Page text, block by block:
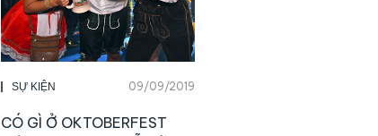
SỰ KIỆN 09/09/2019
CÓ GÌ Ở OKTOBERFEST